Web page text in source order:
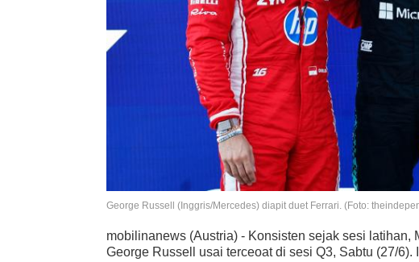
George Russell (Inggris/Mercedes) diapit duet Ferrari. (Foto:
mobilinanews (Austria) - Konsisten sejak sesi
George Russell usai terceoat di sesi Q3, Sabtu (27/